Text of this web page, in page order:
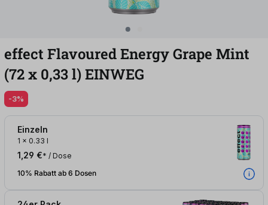
effect Flavoured Energy Grape Mint
(72x 0,33l)EINWEG
-3%
Einzeln
1 x 0.33 l
1,29 €* / Dose
10% Rabatt ab 6 Dosen